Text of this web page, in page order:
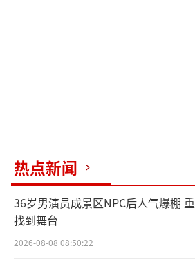
热点新闻
36岁男演员成景区NPC后人气爆棚
找到舞台
2026-08-08 08:50:22